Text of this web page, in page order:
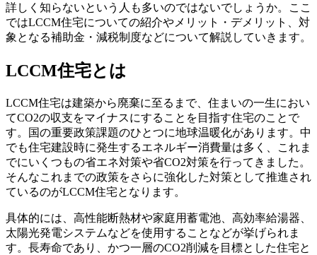
詳しく知らないという人も多いのではないでしょうか。ここ
ではLCCM住宅についての紹介やメリット・デメリット、対
象となる補助金・減税制度などについて解説していきます。
LCCM住宅とは
LCCM住宅は建築から廃棄に至るまで、住まいの一生におい
てCO2の収支をマイナスにすることを目指す住宅のことで
す。国の重要政策課題のひとつに地球温暖化があります。中
でも住宅建設時に発生するエネルギー消費量は多く、これま
でにいくつもの省エネ対策や省CO2対策を行ってきました。
そんなこれまでの政策をさらに強化した対策として推進され
ているのがLCCM住宅となります。
具体的には、高性能断熱材や家庭用蓄電池、高効率給湯器、
太陽光発電システムなどを使用することなどが挙げられま
す。長寿命であり、かつ一層のCO2削減を目標とした住宅と